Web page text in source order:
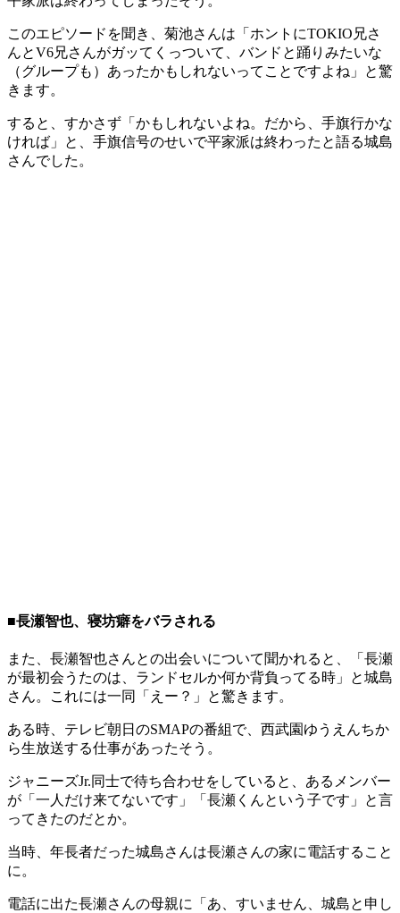
このエピソードを聞き、菊池さんは「ホントにTOKIO兄さ
んとV6兄さんがガッてくっついて、バンドと踊りみたいな
（グループも）あったかもしれないってことですよね」と驚
きます。
すると、すかさず「かもしれないよね。だから、手旗行かな
ければ」と、手旗信号のせいで平家派は終わったと語る城島
さんでした。
■長瀬智也、寝坊癖をバラされる
また、長瀬智也さんとの出会いについて聞かれると、「長瀬
が最初会うたのは、ランドセルか何か背負ってる時」と城島
さん。これには一同「えー？」と驚きます。
ある時、テレビ朝日のSMAPの番組で、西武園ゆうえんちか
ら生放送する仕事があったそう。
ジャニーズJr.同士で待ち合わせをしていると、あるメンバー
が「一人だけ来てないです」「長瀬くんという子です」と言
ってきたのだとか。
当時、年長者だった城島さんは長瀬さんの家に電話すること
に。
電話に出た長瀬さんの母親に「あ、すいません、城島と申し